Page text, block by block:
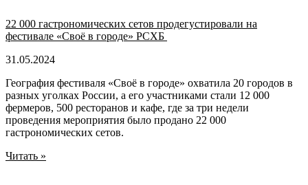
22 000 гастрономических сетов продегустировали на
фестивале «Своё в городе» РСХБ
31.05.2024
География фестиваля «Своё в городе» охватила 20 городов в
разных уголках России, а его участниками стали 12 000
фермеров, 500 ресторанов и кафе, где за три недели
проведения мероприятия было продано 22 000
гастрономических сетов.
Читать »